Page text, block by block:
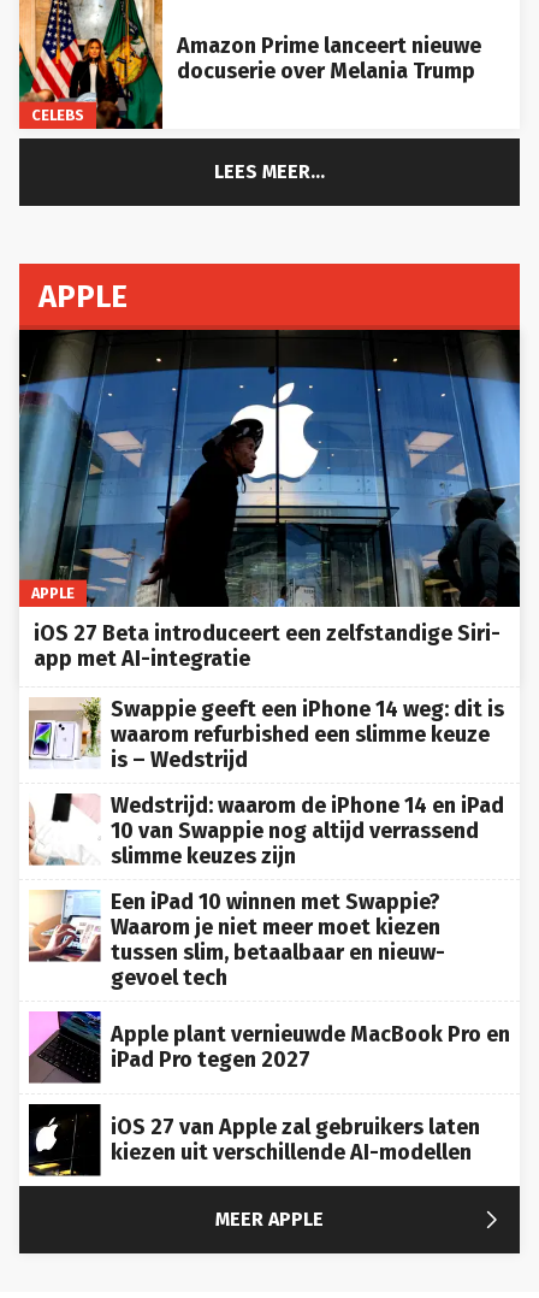
CELEBS
Amazon Prime lanceert nieuwe
docuserie over Melania Trump
LEES MEER...
APPLE
APPLE
iOS 27 Beta introduceert een zelfstandige Siri-
app met AI-integratie
Swappie geeft een iPhone 14 weg: dit is
waarom refurbished een slimme keuze
is – Wedstrijd
Wedstrijd: waarom de iPhone 14 en iPad
10 van Swappie nog altijd verrassend
slimme keuzes zijn
Een iPad 10 winnen met Swappie?
Waarom je niet meer moet kiezen
tussen slim, betaalbaar en nieuw-
gevoel tech
Apple plant vernieuwde MacBook Pro en
iPad Pro tegen 2027
iOS 27 van Apple zal gebruikers laten
kiezen uit verschillende AI-modellen
MEER APPLE 